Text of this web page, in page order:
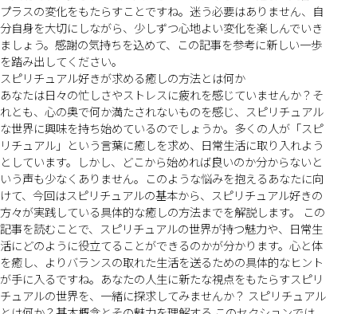
プラスの変化をもたらすことですね。迷う必要はありません、自
分自身を大切にしながら、少しずつ心地よい変化を楽しんでいき
ましょう。感謝の気持ちを込めて、この記事を参考に新しい一歩
を踏み出してください。
スピリチュアル好きが求める癒しの方法とは何か
あなたは日々の忙しさやストレスに疲れを感じていませんか？そ
れとも、心の奥で何か満たされないものを感じ、スピリチュアル
な世界に興味を持ち始めているのでしょうか。多くの人が「スピ
リチュアル」という言葉に癒しを求め、日常生活に取り入れよう
としています。しかし、どこから始めれば良いのか分からないと
いう声も少なくありません。このような悩みを抱えるあなたに向
けて、今回はスピリチュアルの基本から、スピリチュアル好きの
方々が実践している具体的な癒しの方法までを解説します。 この
記事を読むことで、スピリチュアルの世界が持つ魅力や、日常生
活にどのように役立てることができるのかが分かります。心と体
を癒し、よりバランスの取れた生活を送るための具体的なヒント
が手に入るですね。あなたの人生に新たな視点をもたらすスピリ
チュアルの世界を、一緒に探求してみませんか？ スピリチュアル